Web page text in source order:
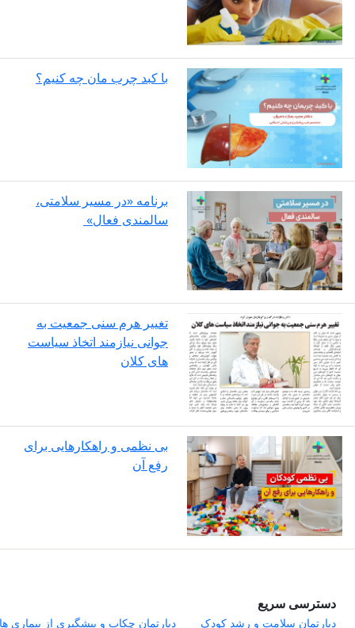
با کبد چرب مان چه کنیم؟
برنامه «در مسیر سلامتی،
سالمندی فعال»
تغییر هرم سنی جمعیت به
جوانی نیازمند اتخاذ سیاست
های کلان
بی نظمی و راهکارهایی برای
رفع آن
دسترسی سریع
دپارتمان سلامت و رشد کودک دپارتمان چکاب و پیشگیری از بیماری ها